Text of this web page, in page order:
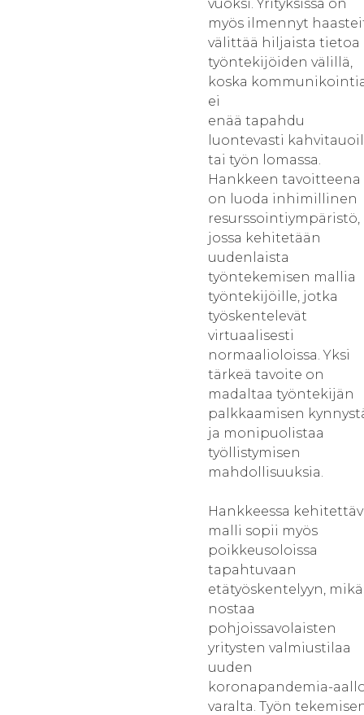
vuoksi. Yrityksissä on
myös ilmennyt
välittää hiljaista tietoa
työntekijöiden välillä,
koska
ei
enää tapahdu
luontevasti
tai työn lomassa.
Hankkeen tavoitteena
on luoda inhimillinen
resurssointiympäristö,
jossa kehitetään
uudenlaista
työntekemisen mallia
työntekijöille, jotka
työskentelevät
virtuaalisesti
normaalioloissa. Yksi
tärkeä tavoite on
madaltaa työntekijän
palkkaamisen
ja monipuolistaa
työllistymisen
mahdollisuuksia.
Hankkeessa
malli sopii myös
poikkeusoloissa
tapahtuvaan
etätyöskentelyyn, mikä
nostaa
pohjoissavolaisten
yritysten valmiustilaa
uuden
koronapandemia-
varalta. Työn